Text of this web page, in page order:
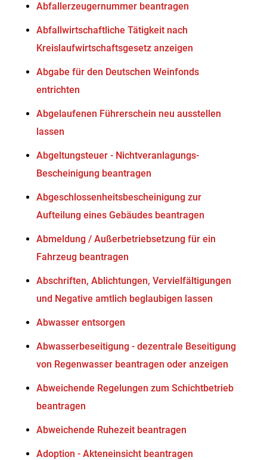
Abfallerzeugernummer beantragen
Abfallwirtschaftliche Tätigkeit nach
Kreislaufwirtschaftsgesetz anzeigen
Abgabe für den Deutschen Weinfonds
entrichten
Abgelaufenen Führerschein neu ausstellen
lassen
Abgeltungsteuer - Nichtveranlagungs-
Bescheinigung beantragen
Abgeschlossenheitsbescheinigung zur
Aufteilung eines Gebäudes beantragen
Abmeldung / Außerbetriebsetzung für ein
Fahrzeug beantragen
Abschriften, Ablichtungen, Vervielfältigungen
und Negative amtlich beglaubigen lassen
Abwasser entsorgen
Abwasserbeseitigung - dezentrale Beseitigung
von Regenwasser beantragen oder anzeigen
Abweichende Regelungen zum Schichtbetrieb
beantragen
Abweichende Ruhezeit beantragen
Adoption - Akteneinsicht beantragen